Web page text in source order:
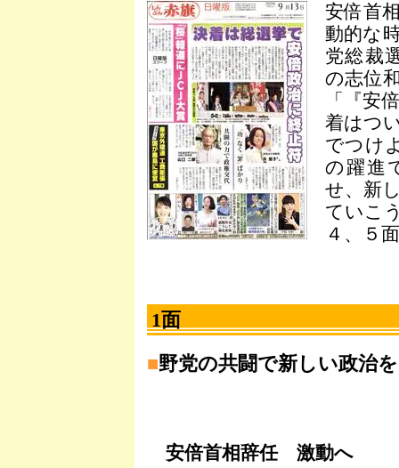
安倍首
動的な
党総裁
の志位
「『安
着はつ
でつけ
の躍進
せ、新
ていこ
４、５
1面
■野党の共闘で新しい政治を
安倍首相辞任 激動へ